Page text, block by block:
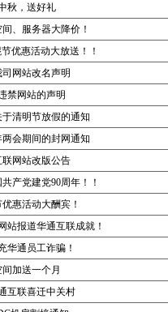
秋，送好礼
、服务器大降价！
优惠活动大放送！！
司网站改名声明
禁网站的声明
清明节放假的通知
两会期间的封网通知
联网站改版公告
产党建党90周年！！
惠活动大酬宾！
站报道华通互联成就！
华通员工诈骗！
加送一个月
互联喜迁中关村